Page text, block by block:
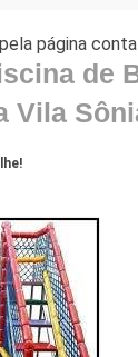
de
Vila